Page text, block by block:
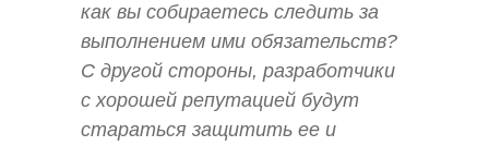
как вы собираетесь следить за
выполнением ими обязательств?
С другой стороны, разработчики
с хорошей репутацией будут
стараться защитить ее и